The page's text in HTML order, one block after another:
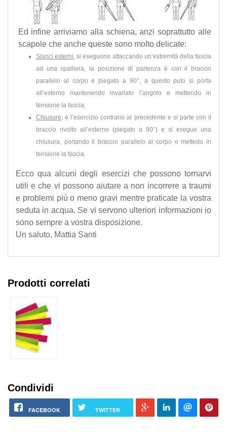
Ed infine arriviamo alla schiena, anzi soprattutto alle
scapole che anche queste sono molto delicate:
Slanci esterni, si eseguono attaccando un’estremità della fascia
ad una spalliera, la posizione di partenza è con il braccio
parallelo al corpo e piegato a 90°, a questo puto si porta
all’esterno mantenendo invariato l’angolo e mettendo in
tensione la fascia;
Chiusure, è l’esercizio contrario al precedente e si parte con il
braccio rivolto all’esterno (piegato a 90°) e si esegue una
chiusura, portando il braccio parallelo al corpo e mettedo in
tensione la fascia.
Ecco qua alcuni degli esercizi che possono tornarvi
utili e che vi possono aiutare a non incorrere a traumi
e problemi più o meno gravi mentre praticate la vostra
seduta in acqua. Se vi servono ulteriori informazioni io
sono sempre a vostra disposizione.
Un saluto, Mattia Santi
Prodotti correlati
Condividi
FACEBOOK TWITTER